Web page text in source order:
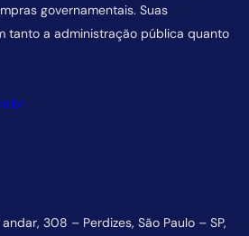
governamentais. Suas
tanto a administração pública quanto
andar, 308 – Perdizes, São Paulo – SP,